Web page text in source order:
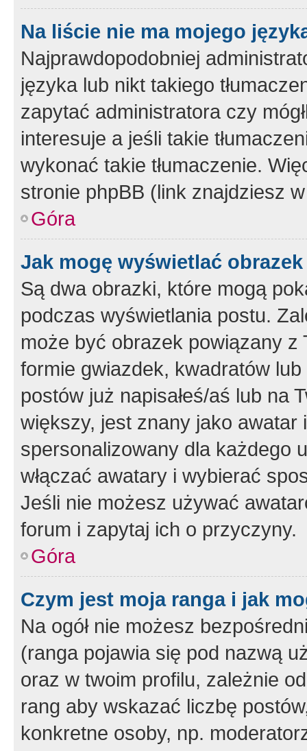
Na liście nie ma mojego
Najprawdopodobniej
języka lub nikt takiego
zapytać administratora czy
interesuje a jeśli takie
wykonać takie tłumaczenie.
stronie phpBB (link znajdziesz
Góra
Jak mogę wyświetlać
Są dwa obrazki, które mogą
podczas wyświetlania postu.
może być obrazek powiązany z
formie gwiazdek, kwadratów
postów już napisałeś/aś lub na
większy, jest znany jako
spersonalizowany dla każdego
włączać awatary i wybierać
Jeśli nie możesz używać
forum i zapytaj ich o przyczyny.
Góra
Czym jest moja ranga i jak
Na ogół nie możesz
(ranga pojawia się pod nazwą
oraz w twoim profilu, zależnie
rang aby wskazać liczbę
konkretne osoby, np.